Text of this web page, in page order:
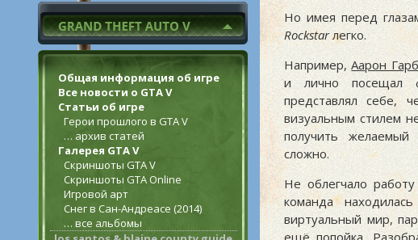
Общая информация об игре
Все новости о GTA V
Статьи об игре
Герои прошлого в GTA V
… архив статей
Галерея GTA V
Скриншоты GTA V
Скриншоты GTA Online
Игровой арт
Снег в Сан-Андреасе (2014)
… все альбомы
Но имея перед
Rockstarлегко.
Например,Аарон
и лично посещал
представлял себе,
визуальным стилем
получить
сложно.
Не облегчало
команда
виртуальный мир,